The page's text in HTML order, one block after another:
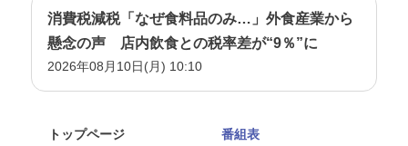
消費税減税「なぜ食料品のみ…」外食産業から
懸念の声 店内飲食との税率差が“9％”に
2026年08月10日(月) 10:10
トップページ 番組表